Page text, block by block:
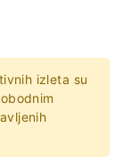
izleta su